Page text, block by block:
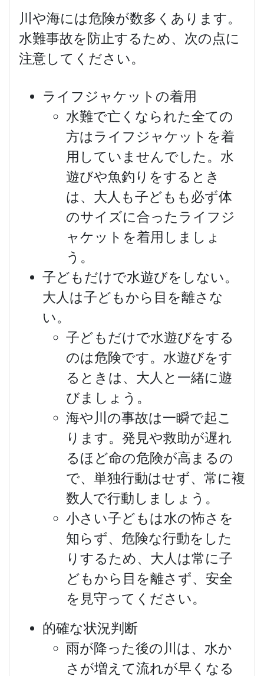
川や海には危険が数多くあります。
水難事故を防止するため、次の点に
注意してください。
ライフジャケットの着用
水難で亡くなられた全ての
方はライフジャケットを着
用していませんでした。水
遊びや魚釣りをするとき
は、大人も子どもも必ず体
のサイズに合ったライフジ
ャケットを着用しましょ
う。
子どもだけで水遊びをしない。
大人は子どもから目を離さな
い。
子どもだけで水遊びをする
のは危険です。水遊びをす
るときは、大人と一緒に遊
びましょう。
海や川の事故は一瞬で起こ
ります。発見や救助が遅れ
るほど命の危険が高まるの
で、単独行動はせず、常に複
数人で行動しましょう。
小さい子どもは水の怖さを
知らず、危険な行動をした
りするため、大人は常に子
どもから目を離さず、安全
を見守ってください。
的確な状況判断
雨が降った後の川は、水か
さが増えて流れが早くなる